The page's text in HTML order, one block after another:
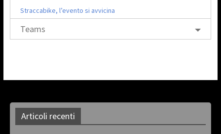
Straccabike, l’evento si avvicina
Teams
Articoli recenti